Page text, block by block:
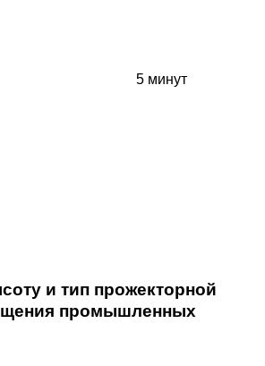
5 минут
и тип прожекторной
промышленных